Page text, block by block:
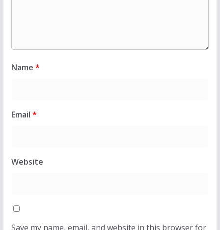
Name *
Email *
Website
Save my name, email, and website in this browser for